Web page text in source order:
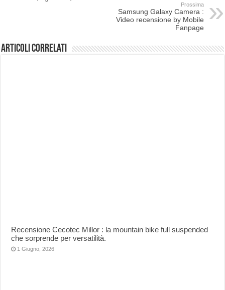
Prossima
Samsung Galaxy Camera :
Video recensione by Mobile
Fanpage
Articoli correlati
Recensione Cecotec Millor : la mountain bike full suspended
che sorprende per versatilità.
1 Giugno, 2026